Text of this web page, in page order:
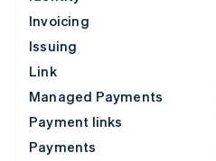
Invoicing
Issuing
Link
Managed Payments
Payment links
Payments